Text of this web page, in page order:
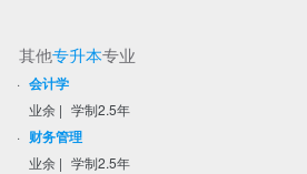
其他专升本专业
· 会计学
业余 | 学制2.5年
· 财务管理
业余 | 学制2.5年